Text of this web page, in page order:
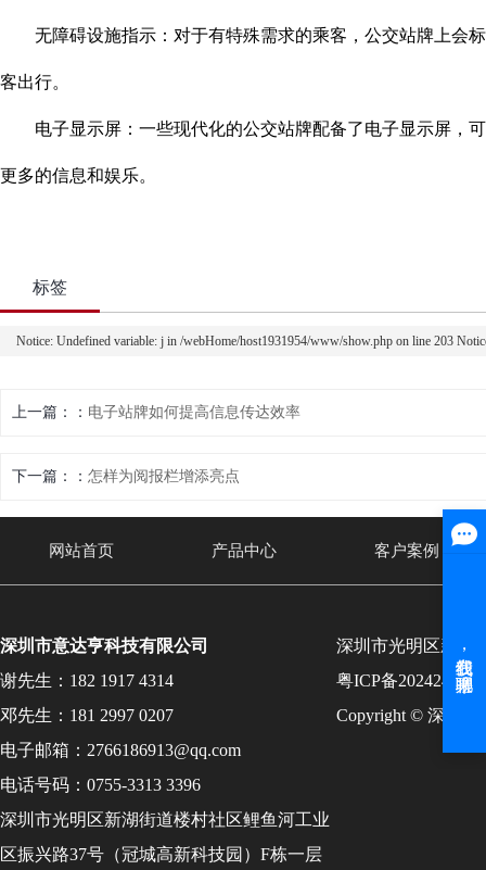
无障碍设施指示：对于有特殊需求的乘客，公交站牌上会标
客出行。
电子显示屏：一些现代化的公交站牌配备了电子显示屏，可
更多的信息和娱乐。
标签
Notice: Undefined variable: j in /webHome/host1931954/www/show.php on line 203
上一篇： 电子站牌如何提高信息传达效率
下一篇： 怎样为阅报栏增添亮点
网站首页 产品中心 客户案例
深圳市意达亨科技有限公司
谢先生：182 1917 4314
邓先生：181 2997 0207
电子邮箱：2766186913@qq.com
电话号码：0755-3313 3396
深圳市光明区新湖街道楼村社区鲤鱼河工业
区振兴路37号（冠城高新科技园）F栋一层
深圳市光明区新湖
粤ICP备
Copyright © 深圳